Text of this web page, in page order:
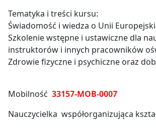
Tematyka i treści kursu:
Świadomość i wiedza o Unii
Szkolenie wstępne i ustawiczne dla
instruktorów i innych pracowników
Zdrowie fizyczne i psychiczne oraz
Mobilność 33157-MOB-0007
Nauczycielka współorganizująca